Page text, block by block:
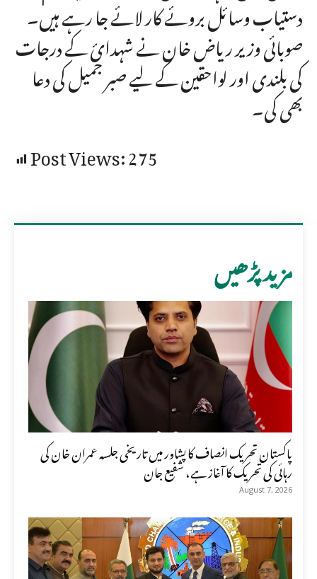
دستیاب وسائل بروئے کار لائے جا رہے ہیں۔
صوبائی وزیر ریاض خان نے شہدائ کے درجات
کی بلندی اور لواحقین کے لیے صبر جمیل کی دعا
بھی کی۔
Post Views:275
مزید پڑھیں
پاکستان تحریک انصاف کا پشاور میں تاریخی جلسہ عمران خان کی
رہائی کی تحریک کا آغاز ہے، شفیع جان
August 7, 2026